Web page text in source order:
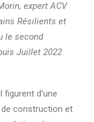
expert ACV
Résilients et
le second
Juillet 2022
figurent d’une
de construction et